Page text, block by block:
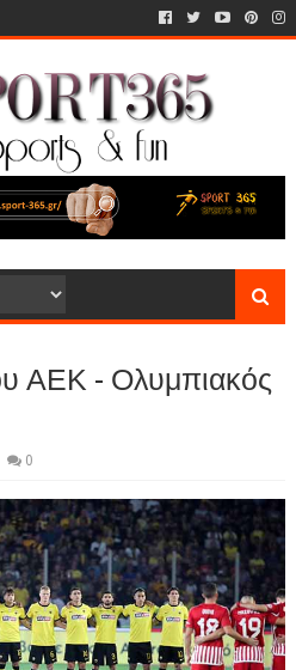
ΑΕΚ - Ολυμπιακός
0